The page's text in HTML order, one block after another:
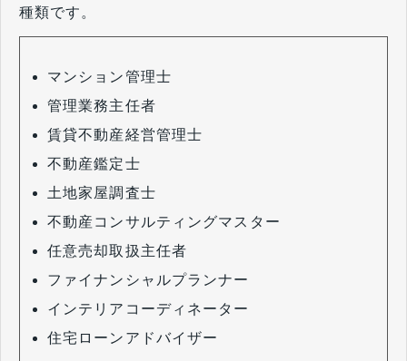
種類です。
マンション管理士
管理業務主任者
賃貸不動産経営管理士
不動産鑑定士
土地家屋調査士
不動産コンサルティングマスター
任意売却取扱主任者
ファイナンシャルプランナー
インテリアコーディネーター
住宅ローンアドバイザー